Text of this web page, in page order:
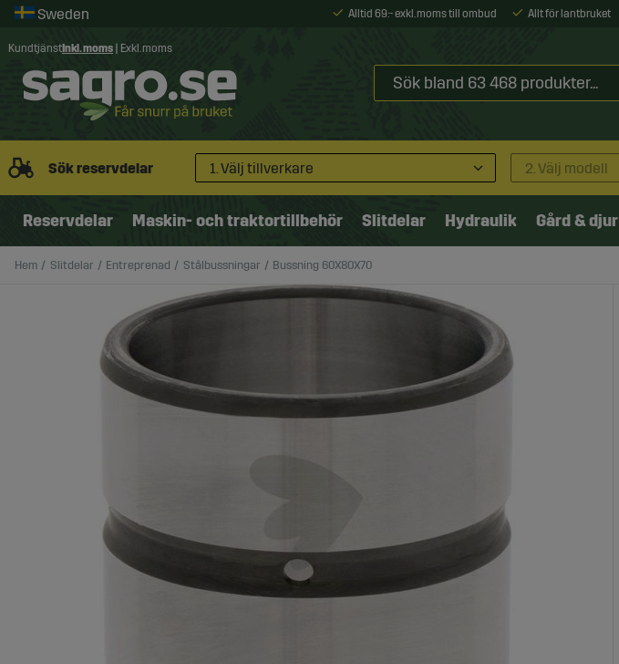
Alltid 69:- exkl. moms till ombud Allt för lantbruket
Kundtjänst Inkl. moms Exkl. moms
Sök reservdelar 1. Välj tillverkare 2. Välj modell
Reservdelar Maskin- och traktortillbehör Slitdelar Hydraulik Gård & djur
Hem Slitdelar Entreprenad Stålbussningar Bussning 60X80X70